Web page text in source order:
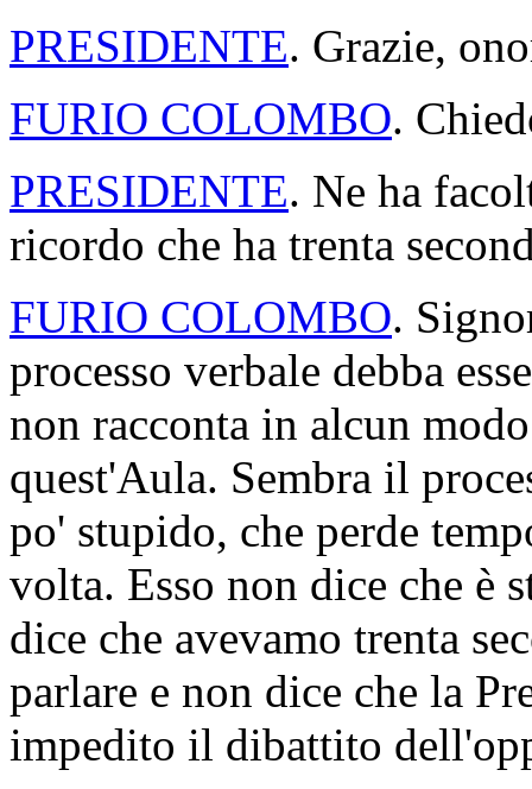
PRESIDENTE. Grazie,
FURIO COLOMBO.
PRESIDENTE. Ne ha
ricordo che ha trenta
FURIO COLOMBO.
processo verbale debba
non racconta in alcun
quest'Aula. Sembra il
po' stupido, che perde
volta. Esso non dice che è
dice che avevamo trenta
parlare e non dice che la
impedito il dibattito